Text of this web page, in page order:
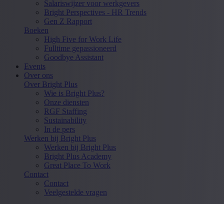
Salariswijzer voor werkgevers
Bright Perspectives - HR Trends
Gen Z Rapport
Boeken
High Five for Work Life
Fulltime gepassioneerd
Goodbye Assistant
Events
Over ons
Over Bright Plus
Wie is Bright Plus?
Onze diensten
RGF Staffing
Sustainability
In de pers
Werken bij Bright Plus
Werken bij Bright Plus
Bright Plus Academy
Great Place To Work
Contact
Contact
Veelgestelde vragen